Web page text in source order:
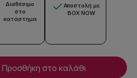
Διαθέσιμο
στο
κατάστημα
Αποστολή με
BOX NOW
Προσθήκη στο καλάθι